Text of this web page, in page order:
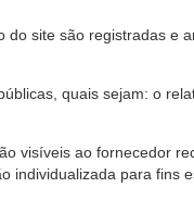
site são registradas e
quais sejam: o
visíveis ao fornecedor
individualizada para fins